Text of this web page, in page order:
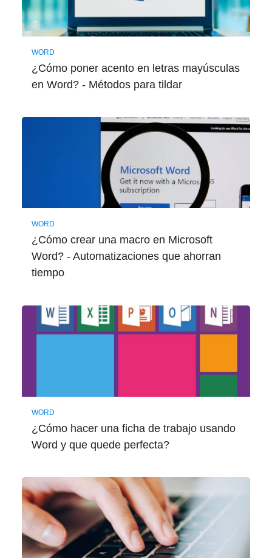
WORD
¿Cómo poner acento en letras mayúsculas
en Word? - Métodos para tildar
WORD
¿Cómo crear una macro en Microsoft
Word? - Automatizaciones que ahorran
tiempo
WORD
¿Cómo hacer una ficha de trabajo usando
Word y que quede perfecta?